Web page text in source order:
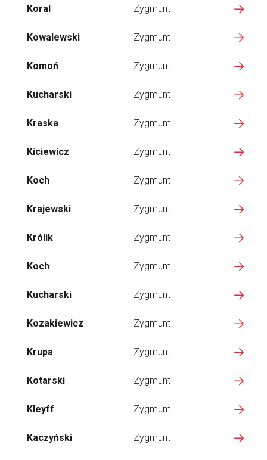
Koral Zygmunt
Kowalewski Zygmunt
Komoń Zygmunt
Kucharski Zygmunt
Kraska Zygmunt
Kiciewicz Zygmunt
Koch Zygmunt
Krajewski Zygmunt
Królik Zygmunt
Koch Zygmunt
Kucharski Zygmunt
Kozakiewicz Zygmunt
Krupa Zygmunt
Kotarski Zygmunt
Kleyff Zygmunt
Kaczyński Zygmunt